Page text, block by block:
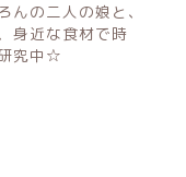
んの二人の娘と、
身近な食材で時
究中☆